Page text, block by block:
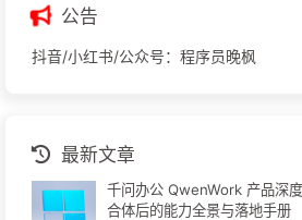
公告
抖音/小红书/公众号：程序员晚枫
最新文章
千问办公 QwenWork 产品深
合体后的能力全景与落地手册